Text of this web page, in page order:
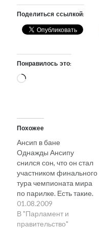
Поделиться ссылкой:
Понравилось это:
Загрузка…
Похожее
Ансип в бане
Однажды Ансипу
снился сон, что он стал
участником финального
тура чемпионата мира
по парилке. Есть такие.
Там, в общем, садятся
мужики в баньке…
Кстати, там — это в
01.08.2009
В "Парламент и
правительство"